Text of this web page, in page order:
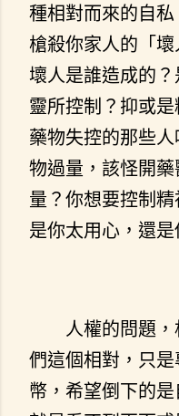
種相對而來的自
槍殺你家人的「
壞人是誰造成的
靈所控制？抑或
藥物失控的那些
物過量，該怪開
量？你想要控制
是你太用心，還
人權的問題
們這個相對，只
幣，希望倒下的